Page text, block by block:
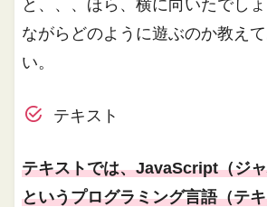
と、、、ほら、横に向いたでし
ながらどのように遊ぶのか教え
い。
テキスト
テキストでは、JavaScript（ジ
というプログラミング言語（テ